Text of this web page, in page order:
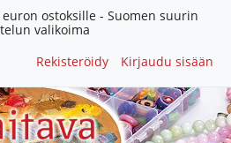
ostoksille - Suomen suurin
valikoima
Rekisteröidy
Kirjaudu sisään